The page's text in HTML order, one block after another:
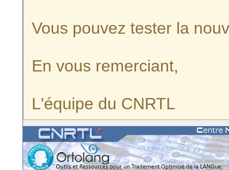
Vous pouvez tester la
En vous remerciant,
L'équipe du CNRTL